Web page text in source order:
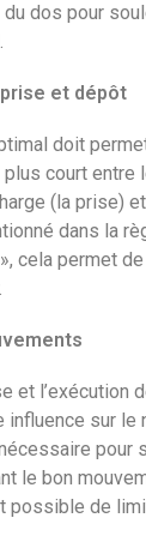
dos pour
et dépôt
doit
court entre
(la prise)
dans la
cela permet
et l’exécution
influence sur le
pour
le bon
possible de